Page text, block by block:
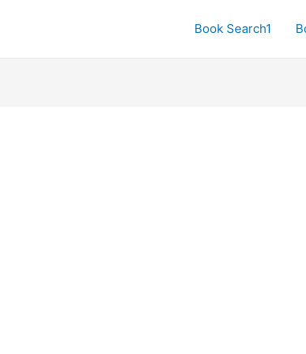
Book Search1